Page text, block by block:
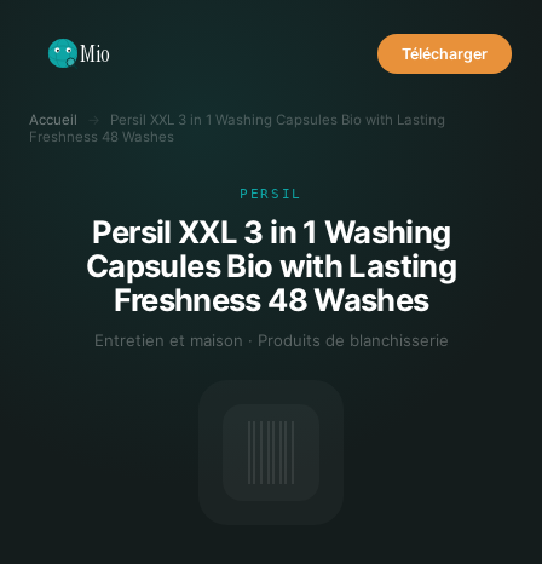
Mio Télécharger
Accueil →
Persil XXL 3 in 1 Washing Capsules Bio with Lasting
Freshness 48 Washes
PERSIL
Persil XXL 3 in 1 Washing
Capsules Bio with Lasting
Freshness 48 Washes
Entretien et maison · Produits de blanchisserie